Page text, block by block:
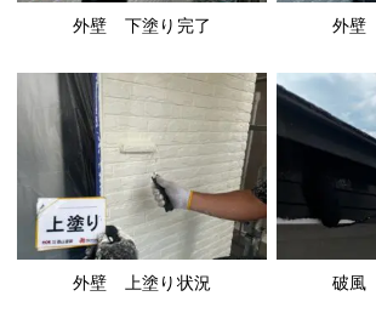
外壁 下塗り完了 外壁
外壁 上塗り状況 破風